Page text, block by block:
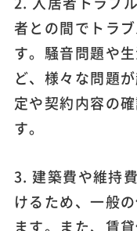
者との間でトラ
す。騒音問題や
ど、様々な問題
定や契約内容の
す。
3. 建築費や維持
けるため、一般
ます。また、賃